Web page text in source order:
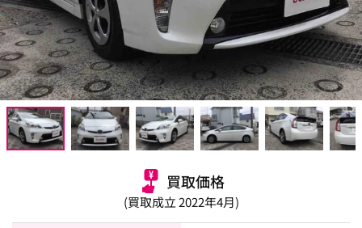
買取価格
(買取成立 2022年4月)